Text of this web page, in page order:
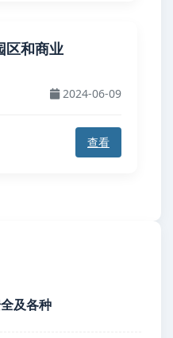
区和商业
2024-06-09
查看
及各种